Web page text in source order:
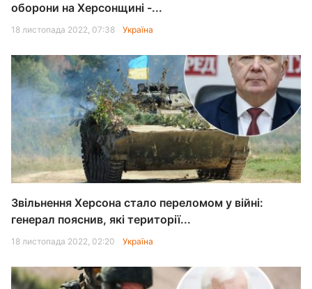
оборони на Херсонщині -...
18 листопада 2022, 07:38 Україна
Звільнення Херсона стало переломом у війні:
генерал пояснив, які території...
18 листопада 2022, 02:20 Україна